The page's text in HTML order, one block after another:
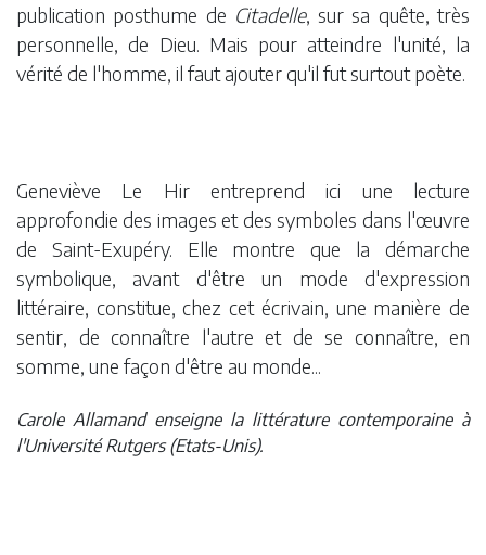
publication posthume de Citadelle, sur sa quête, très
personnelle, de Dieu. Mais pour atteindre l'unité, la
vérité de l'homme, il faut ajouter qu'il fut surtout poète.
Geneviève Le Hir entreprend ici une lecture
approfondie des images et des symboles dans l'œuvre
de Saint-Exupéry. Elle montre que la démarche
symbolique, avant d'être un mode d'expression
littéraire, constitue, chez cet écrivain, une manière de
sentir, de connaître l'autre et de se connaître, en
somme, une façon d'être au monde...
Carole Allamand enseigne la littérature contemporaine à
l'Université Rutgers (Etats-Unis).